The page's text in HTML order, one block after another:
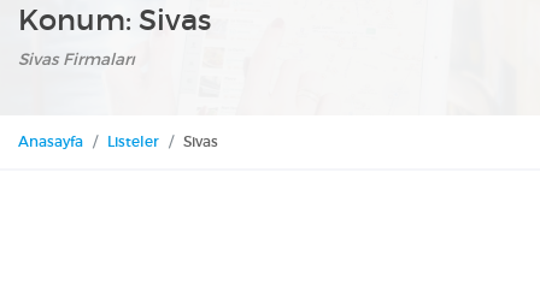
Konum: Sivas
Sivas Firmaları
Anasayfa Listeler Sivas